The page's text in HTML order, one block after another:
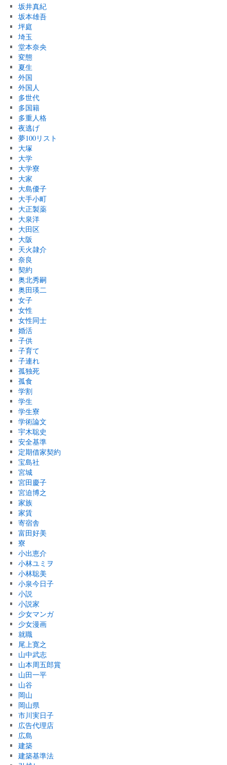
坂井真紀
坂本雄吾
坪庭
埼玉
堂本奈央
変態
夏生
外国
外国人
多世代
多国籍
多重人格
夜逃げ
夢100リスト
大塚
大学
大学寮
大家
大島優子
大手小町
大正製薬
大泉洋
大田区
大阪
天火隷介
奈良
契約
奥北秀嗣
奥田瑛二
女子
女性
女性同士
婚活
子供
子育て
子連れ
孤独死
孤食
学割
学生
学生寮
学術論文
宇木聡史
安全基準
定期借家契約
宝島社
宮城
宮田慶子
宮迫博之
家族
家賃
寄宿舎
富田好美
寮
小出恵介
小林ユミヲ
小林聡美
小泉今日子
小説
小説家
少女マンガ
少女漫画
就職
尾上寛之
山中武志
山本周五郎賞
山田一平
山谷
岡山
岡山県
市川実日子
広告代理店
広島
建築
建築基準法